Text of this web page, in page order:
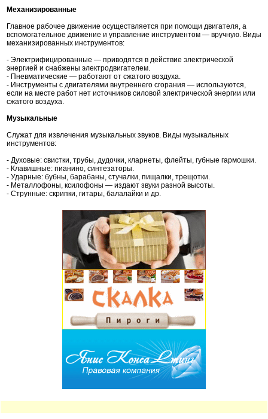
Механизированные
Главное рабочее движение осуществляется при помощи двигателя, а
вспомогательное движение и управление инструментом — вручную. Виды
механизированных инструментов:
- Электрифицированные — приводятся в действие электрической
энергией и снабжены электродвигателем.
- Пневматические — работают от сжатого воздуха.
- Инструменты с двигателями внутреннего сгорания — используются,
если на месте работ нет источников силовой электрической энергии или
сжатого воздуха.
Музыкальные
Служат для извлечения музыкальных звуков. Виды музыкальных
инструментов:
- Духовые: свистки, трубы, дудочки, кларнеты, флейты, губные гармошки.
- Клавишные: пианино, синтезаторы.
- Ударные: бубны, барабаны, стучалки, пищалки, трещотки.
- Металлофоны, ксилофоны — издают звуки разной высоты.
- Струнные: скрипки, гитары, балалайки и др.